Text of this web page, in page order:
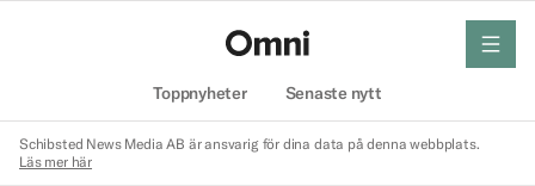
Toppnyheter Senaste nytt
meny
Schibsted News Media AB är ansvarig för dina data på denna webbplats.
Läs mer här